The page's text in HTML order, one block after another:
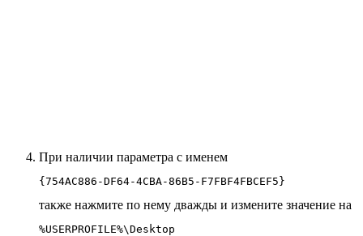
При наличии параметра с именем
{754AC886-DF64-4CBA-86B5-F7FBF4FBCEF5}
также нажмите по нему дважды и измените значение на
%USERPROFILE%\Desktop